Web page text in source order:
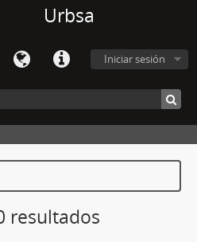
Urbsa
Iniciar sesión
resultados